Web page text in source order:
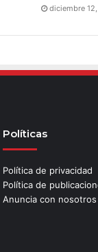
diciembre
Políticas
Política de privacidad
Política de
Anuncia con nosotros